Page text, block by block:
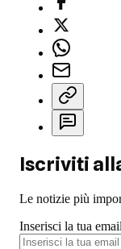
Iscriviti
Le notizie più
Inserisci la tua email